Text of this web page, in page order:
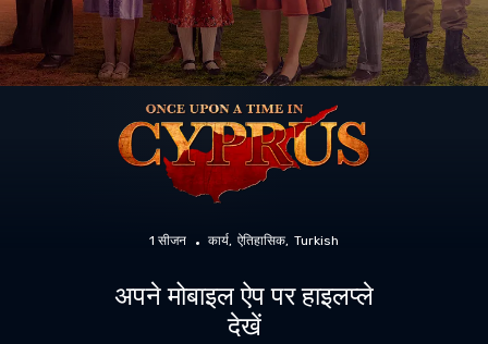
1 सीजन कार्य ऐतिहासिक Turkish
अपने मोबाइल ऐप पर हाइलप्ले
देखें